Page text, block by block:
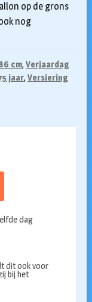
op de grons
nog
cm, Verjaardag
jaar, Versiering
dag
dit ook voor
bij het